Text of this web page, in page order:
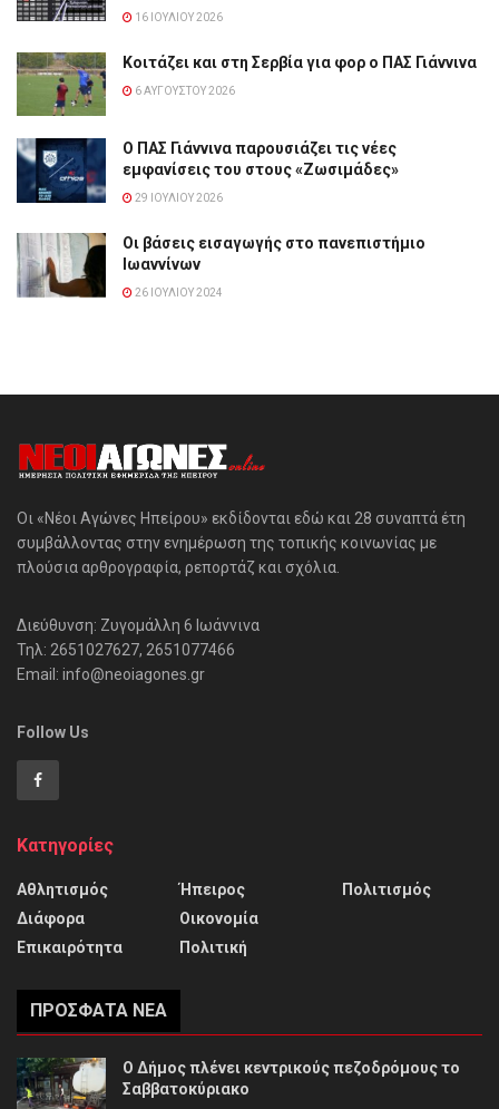
16 ΙΟΥΛΊΟΥ 2026
Κοιτάζει και στη Σερβία για φορ ο ΠΑΣ Γιάννινα
6 ΑΥΓΟΎΣΤΟΥ 2026
Ο ΠΑΣ Γιάννινα παρουσιάζει τις νέες
εμφανίσεις του στους «Ζωσιμάδες»
29 ΙΟΥΛΊΟΥ 2026
Οι βάσεις εισαγωγής στο πανεπιστήμιο
Ιωαννίνων
26 ΙΟΥΛΊΟΥ 2024
Οι «Νέοι Αγώνες Ηπείρου» εκδίδονται εδώ και 28 συναπτά έτη
συμβάλλοντας στην ενημέρωση της τοπικής κοινωνίας με
πλούσια αρθρογραφία, ρεπορτάζ και σχόλια.
Διεύθυνση: Ζυγομάλλη 6 Ιωάννινα
Τηλ: 2651027627, 2651077466
Email: info@neoiagones.gr
Follow Us
Κατηγορίες
Αθλητισμός
Διάφορα
Επικαιρότητα
Ήπειρος
Οικονομία
Πολιτική
Πολιτισμός
ΠΡΌΣΦΑΤΑ ΝΈΑ
Ο Δήμος πλένει κεντρικούς πεζοδρόμους το
Σαββατοκύριακο